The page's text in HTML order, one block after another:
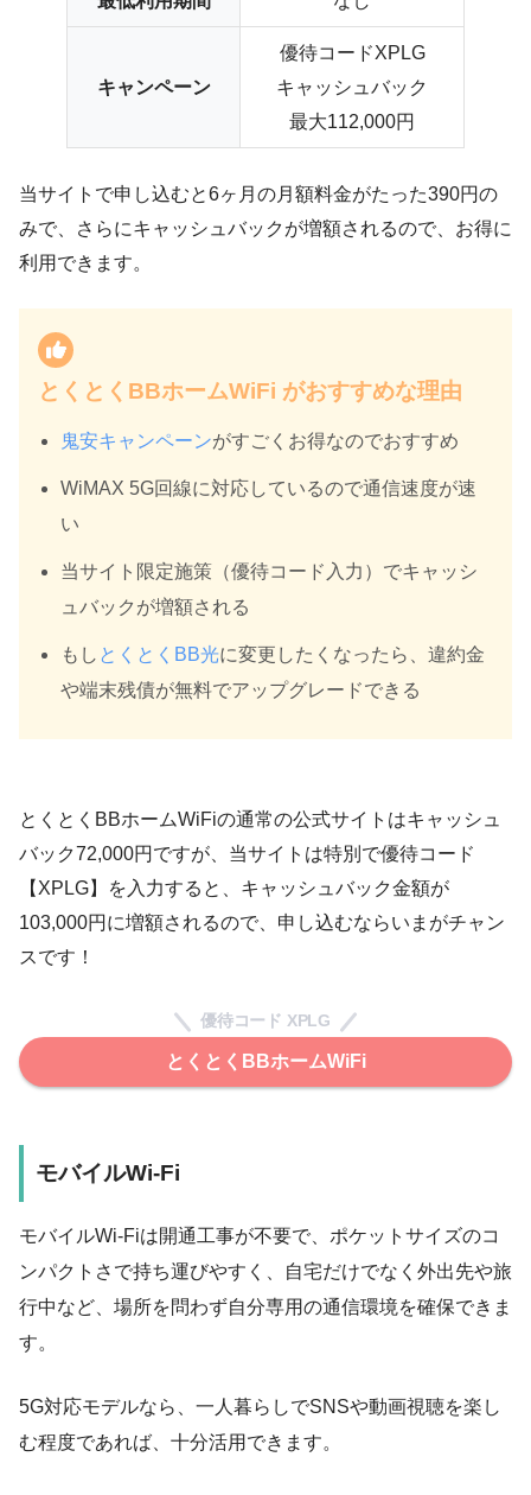
キャンペーン
優待コードXPLG
キャッシュバック
最大112,000円
当サイトで申し込むと6ヶ月の月額料金がたった390円の
みで、さらにキャッシュバックが増額されるので、お得に
利用できます。
とくとくBBホームWiFi がおすすめな理由
鬼安キャンペーンがすごくお得なのでおすすめ
WiMAX 5G回線に対応しているので通信速度が速
い
当サイト限定施策（優待コード入力）でキャッシ
ュバックが増額される
もし とくとくBB光に変更したくなったら、違約金
や端末残債が無料でアップグレードできる
とくとくBBホームWiFiの通常の公式サイトはキャッシュ
バック72,000円ですが、当サイトは特別で優待コード
【XPLG】を入力すると、 キャッシュバック金額が
103,000円に増額されるので、申し込むならいまがチャン
スです！
優待コード XPLG
とくとくBBホームWiFi
モバイルWi-Fi
モバイルWi-Fiは開通工事が不要で、ポケットサイズのコ
ンパクトさで持ち運びやすく、自宅だけでなく外出先や旅
行中など、場所を問わず自分専用の通信環境を確保できま
す。
5G対応モデルなら、一人暮らしでSNSや動画視聴を楽し
む程度であれば、十分活用できます。